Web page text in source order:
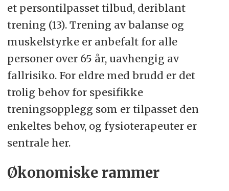
et persontilpasset tilbud, deriblant
trening (13). Trening av balanse og
muskelstyrke er anbefalt for alle
personer over 65 år, uavhengig av
fallrisiko. For eldre med brudd er det
trolig behov for spesifikke
treningsopplegg som er tilpasset den
enkeltes behov, og fysioterapeuter er
sentrale her.
Økonomiske rammer